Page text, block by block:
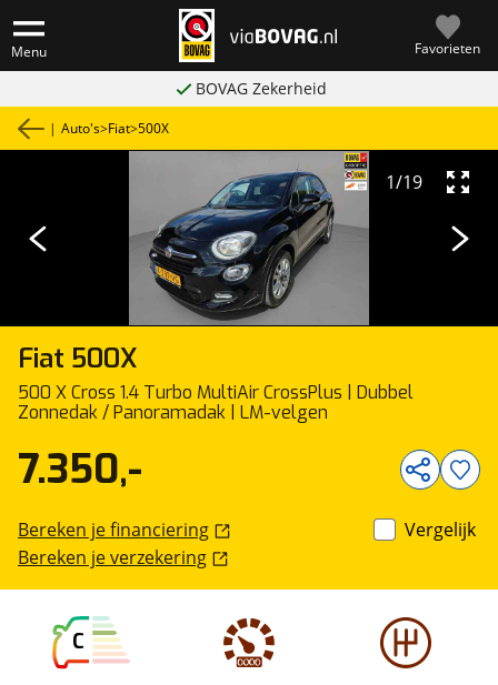
Menu Favorieten
BOVAG Zekerheid
| Auto's>Fiat>500X
Fiat 500X
500 X Cross 1.4 Turbo MultiAir CrossPlus | Dubbel
Zonnedak / Panoramadak | LM-velgen
1/19
C
7.350,-
Bereken je financiering
Bereken je verzekering
Vergelijk